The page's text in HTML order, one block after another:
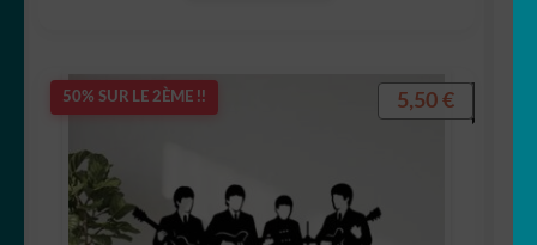
50% SUR LE 2ÈME !! 5,50 €